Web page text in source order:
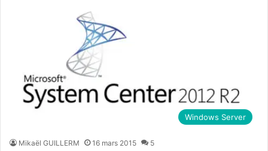
Windows Server
Mikaël GUILLERM 16 mars 2015 5